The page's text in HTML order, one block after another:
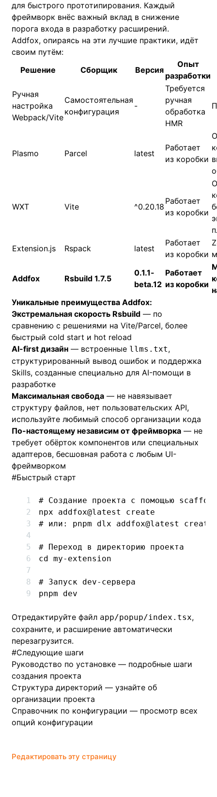
для быстрого прототипирования. Каждый
фреймворк внёс важный вклад в снижение
порога входа в разработку расширений.
Addfox, опираясь на эти лучшие практики, идёт
своим путём:
Решение
Сборщик Версия
Опыт
разработки
Ручная
настройка
Webpack/Vite
Самостоятельная
конфигурация
-
Требуется
ручная
обработка
HMR
Plasmo Parcel latest
Работает
из коробки
WXT Vite ^0.20.18
Работает
из коробки
Extension.js
Rspack latest
Работает
из коробки
Addfox Rsbuild 1.7.5
0.1.1-
beta.12
Работает
из коробки
Уникальные преимущества Addfox:
Экстремальная скорость Rsbuild — по
сравнению с решениями на Vite/Parcel, более
быстрый cold start и hot reload
AI-first дизайн — встроенные llms.txt,
структурированный вывод ошибок и поддержка
Skills, созданные специально для AI-помощи в
разработке
Максимальная свобода — не навязывает
структуру файлов, нет пользовательских API,
используйте любимый способ организации кода
По-настоящему независим от фреймворка — не
требует обёрток компонентов или специальных
адаптеров, бесшовная работа с любым UI-
фреймворком
#Быстрый старт
# Создание проекта с помощью
npx addfox@latest
create
# или: pnpm dlx addfox@latest create
# Переход в директорию проекта
cd my-extension
# Запуск dev-сервера
pnpm dev
Отредактируйте файл app/popup/index.tsx,
сохраните, и расширение автоматически
перезагрузится.
#Следующие шаги
Руководство по установке — подробные шаги
создания проекта
Структура директорий — узнайте об
организации проекта
Справочник по конфигурации — просмотр всех
опций конфигурации
Редактировать эту страницу